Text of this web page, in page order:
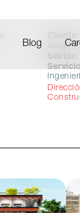
Blog
Área:
Sector: